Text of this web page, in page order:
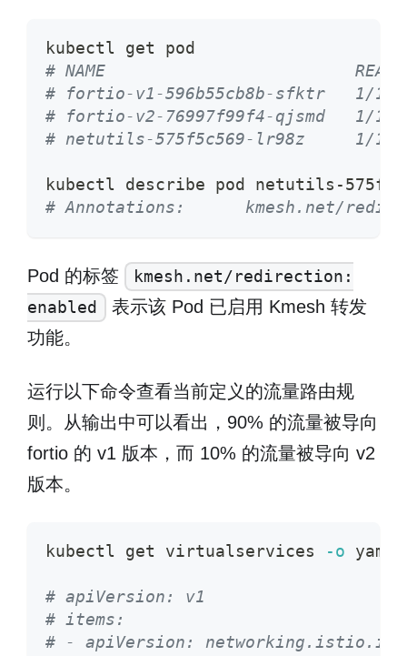
kubectl get pod
# NAME                         READY
# fortio-v1-596b55cb8b-sfktr   1/
# fortio-v2-76997f99f4-qjsmd   1/
# netutils-575f5c569-lr98z     1/
kubectl describe pod netutils-
# Annotations:      kmesh.net/
Pod 的标签
kmesh.net/redirection:
enabled
表示该 Pod 已启用 Kmesh 转发
功能。
运行以下命令查看当前定义的流量路由规
则。从输出中可以看出，90% 的流量被导向
fortio 的 v1 版本，而 10% 的流量被导向 v2
版本。
kubectl get virtualservices -o yaml
# apiVersion: v1
# items:
# - apiVersion: networking.istio.io/